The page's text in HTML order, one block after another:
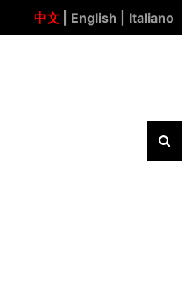
中文 | English | Italiano